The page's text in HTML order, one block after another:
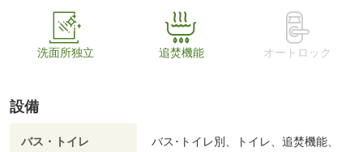
洗面所独立 追焚機能 オートロック
設備
バス・トイレ
バス･トイレ別、トイレ、追焚機能、